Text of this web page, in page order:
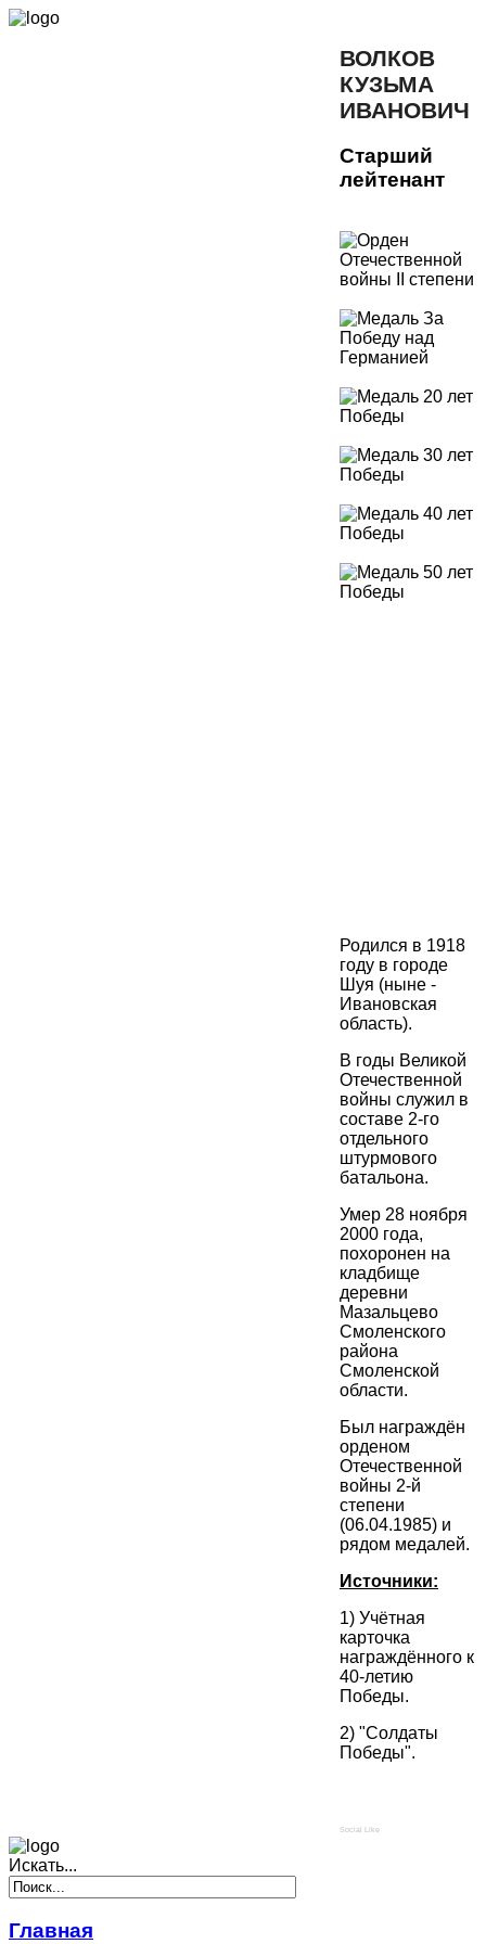
ВОЛКОВ
КУЗЬМА
ИВАНОВИЧ
Старший
лейтенант
Родился в 1918
году в городе
Шуя (ныне -
Ивановская
область).
В годы Великой
Отечественной
войны служил в
составе 2-го
отдельного
штурмового
батальона.
Умер 28 ноября
2000 года,
похоронен на
кладбище
деревни
Мазальцево
Смоленского
района
Смоленской
области.
Был награждён
орденом
Отечественной
войны 2-й
степени
(06.04.1985) и
рядом медалей.
Источники:
1) Учётная
карточка
награждённого к
40-летию
Победы.
2) "Солдаты
Победы".
Social Like
Искать...
Главная